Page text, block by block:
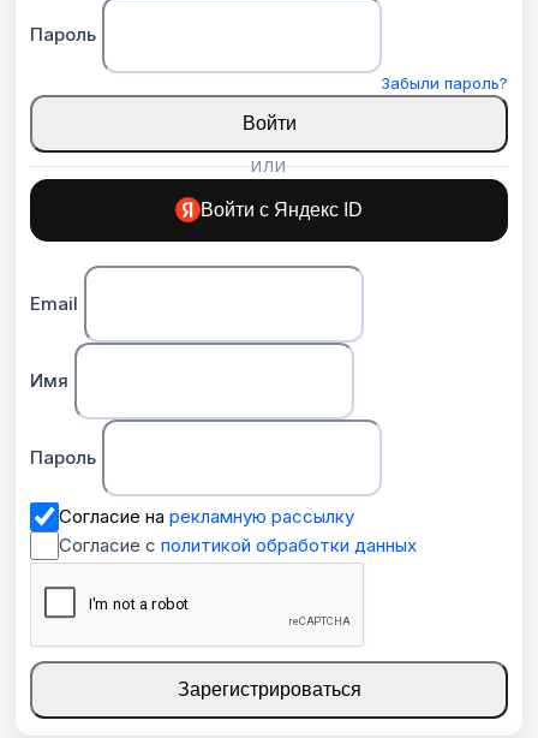
Пароль
Забыли пароль?
Войти
ИЛИ
Войти с Яндекс ID
Email
Имя
Пароль
Согласие на рекламную рассылку
Согласие с политикой обработки данных
Зарегистрироваться